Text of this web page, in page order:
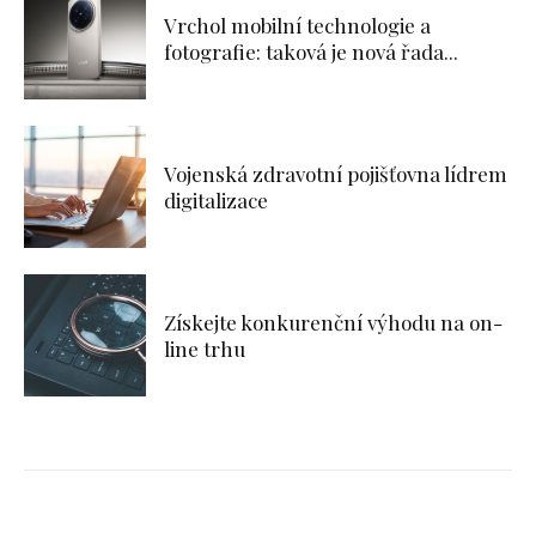
Vrchol mobilní technologie a
fotografie: taková je nová řada...
Vojenská zdravotní pojišťovna lídrem
digitalizace
Získejte konkurenční výhodu na on-
line trhu